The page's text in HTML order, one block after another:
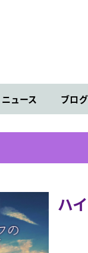
ニュース ブログ
ハ